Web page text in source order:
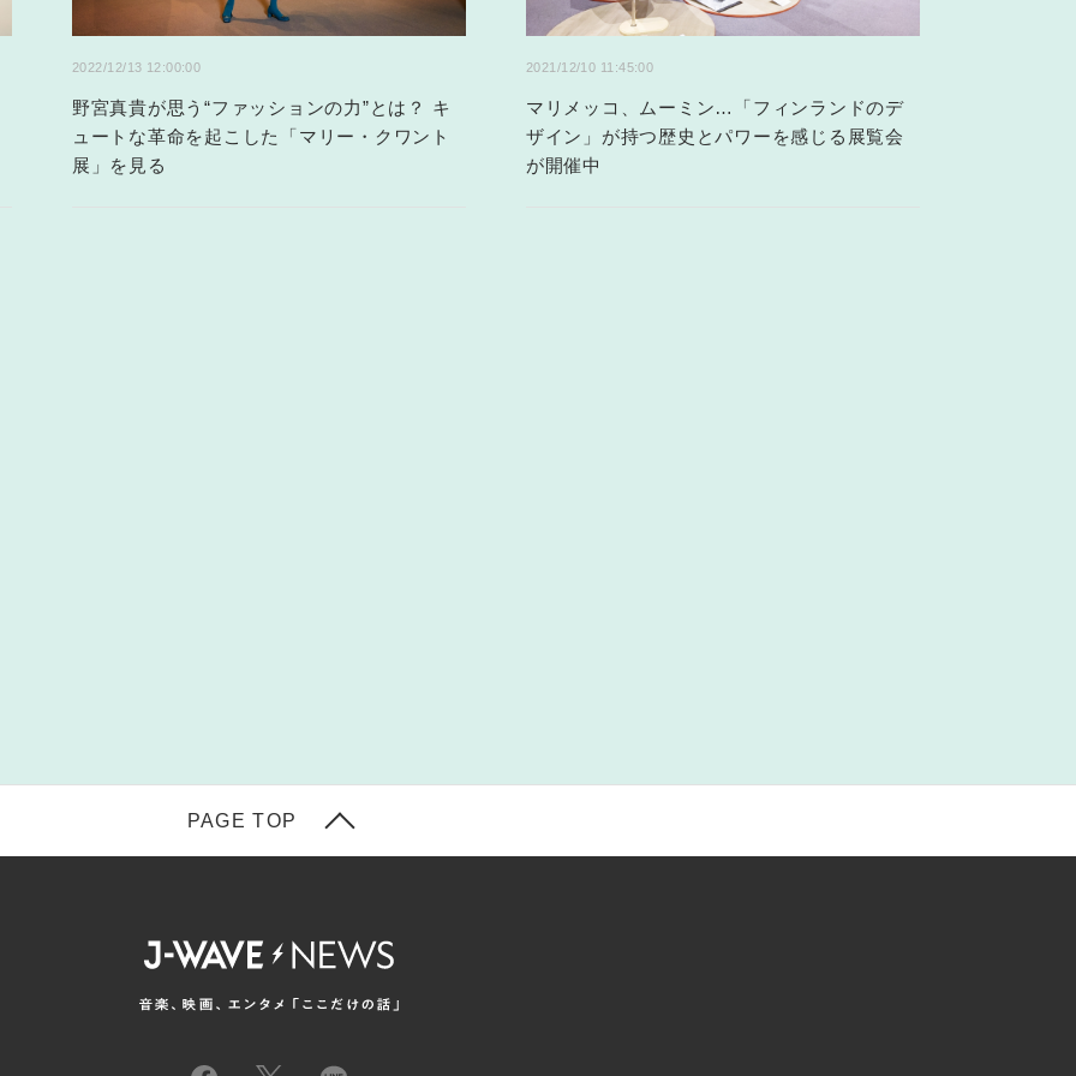
2022/12/13 12:00:00
野宮真貴が思う“ファッションの力”とは？ キ
ュートな革命を起こした「マリー・クワント
展」を見る
2021/12/10 11:45:00
マリメッコ、ムーミン…「フィンランドのデ
ザイン」が持つ歴史とパワーを感じる展覧会
が開催中
PAGE TOP